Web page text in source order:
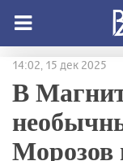
14:02, 15 дек 2025
В
Морозов